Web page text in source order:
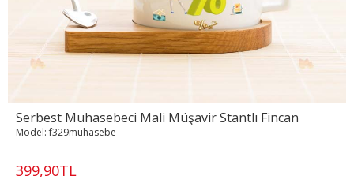
Serbest Muhasebeci Mali Müşavir Stantlı Fincan
399,90TL
Model: f329muhasebe